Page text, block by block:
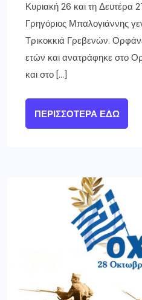
Κυριακή 26 και τη
Γρηγόριος Μπαλογιάννης
Τρικοκκιά Γρεβενών.
ετών και ανατράφηκε στο
και στο […]
ΠΕΡΙΣΣΌΤΕΡΑ ΕΔΏ